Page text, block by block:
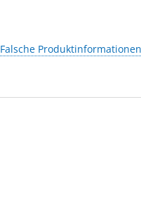
Falsche